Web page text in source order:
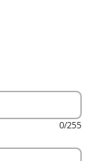
0/255